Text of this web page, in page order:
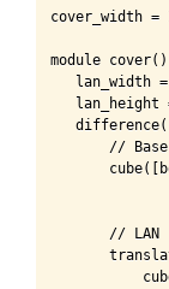
cover_width =
module
lan_width =
lan_height
//
       // LAN